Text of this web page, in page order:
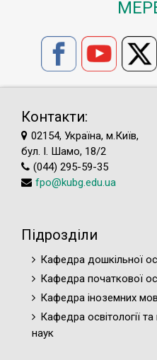
Контакти:
02154, Україна, м.Київ,
бул. І. Шамо, 18/2
(044) 295-59-35
fpo@kubg.edu.ua
Підрозділи
Кафедра дошкільної
Кафедра початкової
Кафедра іноземних
Кафедра освітології
наук